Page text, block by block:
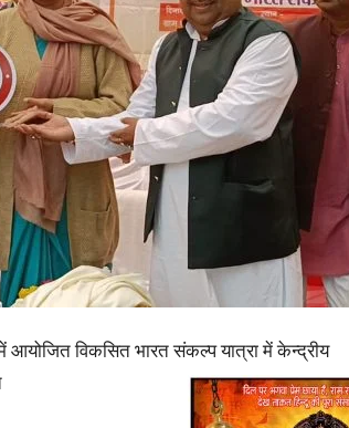
Latest
News
in
विकसित भारत संकल्प यात्रा में केन्द्रीय